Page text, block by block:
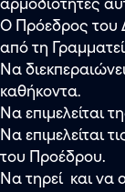
Ο Πρόεδρος του
από τη
Να
καθήκοντα.
Να επιμελείται
Να επιμελείται
του Προέδρου.
Να τηρεί και να